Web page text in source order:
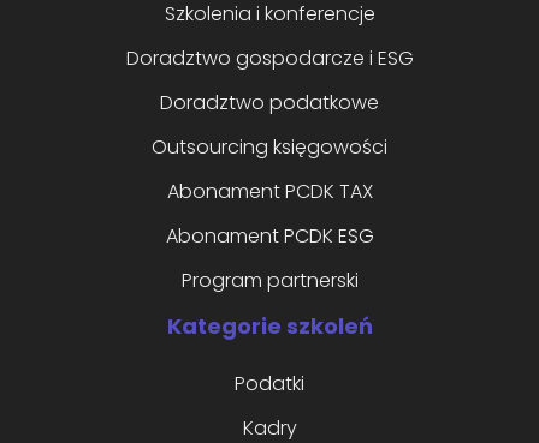
Szkolenia i konferencje
Doradztwo gospodarcze i ESG
Doradztwo podatkowe
Outsourcing księgowości
Abonament PCDK TAX
Abonament PCDK ESG
Program partnerski
Kategorie szkoleń
Podatki
Kadry